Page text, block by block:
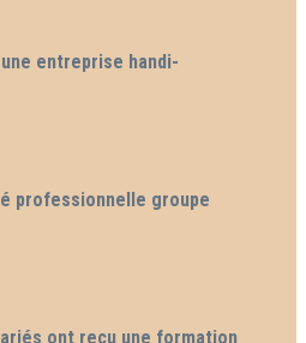
entreprise handi-
professionnelle groupe
ont reçu une formation